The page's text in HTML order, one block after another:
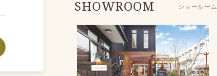
SHOWROOM ショールーム